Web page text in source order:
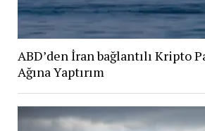
ABD’den İran bağlantılı Kripto
Ağına Yaptırım